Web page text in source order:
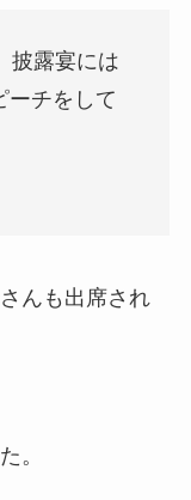
披露宴には
ーチをして
んも出席され
。